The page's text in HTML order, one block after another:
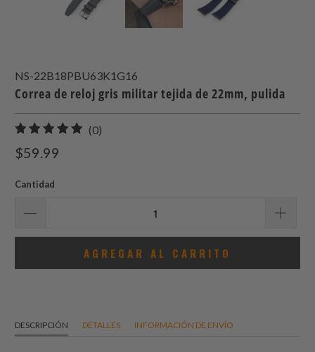
NS-22B18PBU63K1G16
Correa de reloj gris militar tejida de 22mm, pulida
(0)
$59.99
Cantidad
AGREGAR AL CARRITO
DESCRIPCIÓN DETALLES INFORMACIÓN DE ENVÍO